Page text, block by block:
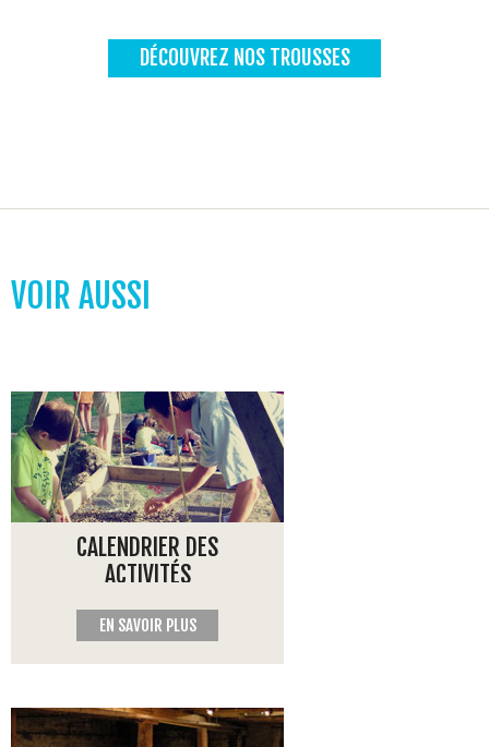
DÉCOUVREZ NOS TROUSSES
VOIR AUSSI
CALENDRIER DES
ACTIVITÉS
EN SAVOIR PLUS